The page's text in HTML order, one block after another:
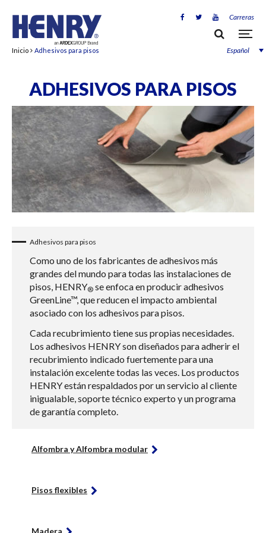
Carreras
Español
Inicio Adhesivos para pisos
ADHESIVOS PARA PISOS
Adhesivos para pisos
Como uno de los fabricantes de adhesivos más
grandes del mundo para todas las instalaciones de
pisos, HENRY® se enfoca en producir adhesivos
GreenLine™, que reducen el impacto ambiental
asociado con los adhesivos para pisos.
Cada recubrimiento tiene sus propias necesidades.
Los adhesivos HENRY son diseñados para adherir el
recubrimiento indicado fuertemente para una
instalación excelente todas las veces. Los productos
HENRY están respaldados por un servicio al cliente
inigualable, soporte técnico experto y un programa
de garantía completo.
Alfombra y Alfombra modular
Pisos flexibles
Madera